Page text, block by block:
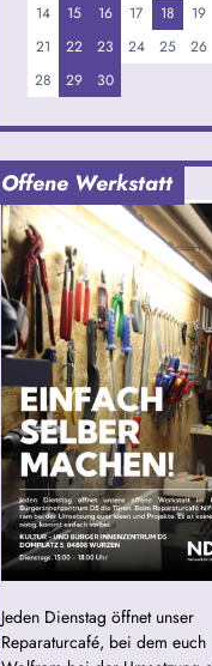
14
15 16 17 18 19
21
22 23 24 25 26
28
29 30
Offene Werkstatt
Jeden Dienstag öffnet unser
Reparaturcafé, bei dem euch